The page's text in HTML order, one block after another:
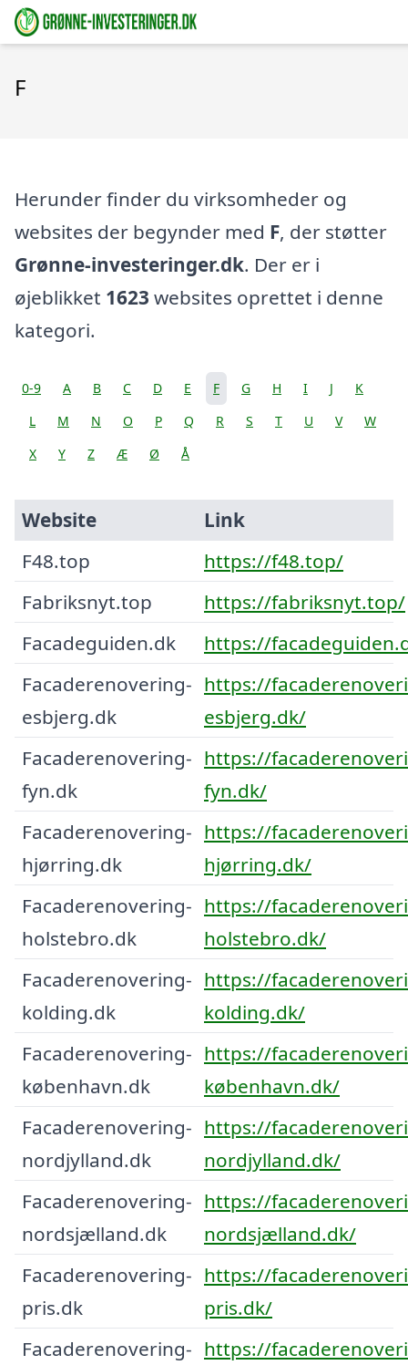
F
Herunder finder du virksomheder og
websites der begynder med F, der støtter
Grønne-investeringer.dk. Der er i
øjeblikket 1623 websites oprettet i denne
kategori.
0-9 A B C D E F G H I J
K
L
M N O P Q R S T U V
W
X
Y Z Æ Ø Å
Website
Link
F48.top
https://f48.top/
Fabriksnyt.top
https://fabriksnyt.top/
Facadeguiden.dk
https://
Facaderenovering-
esbjerg.dk
https://
esbjerg.dk/
Facaderenovering-
fyn.dk
https://
fyn.dk/
Facaderenovering-
hjørring.dk
https://
hjørring.dk/
Facaderenovering-
holstebro.dk
https://
holstebro.dk/
Facaderenovering-
kolding.dk
https://
kolding.dk/
Facaderenovering-
københavn.dk
https://
københavn.dk/
Facaderenovering-
nordjylland.dk
https://
nordjylland.dk/
Facaderenovering-
nordsjælland.dk
https://
nordsjælland.dk/
Facaderenovering-
pris.dk
https://
pris.dk/
Facaderenovering- https://